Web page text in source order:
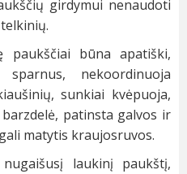
girdymui nenaudoti
paukščiai būna apatiški,
nekoordinuoja
sunkiai kvėpuoja,
patinsta galvos ir
matytis kraujosruvos.
nugaišusį laukinį paukštį,